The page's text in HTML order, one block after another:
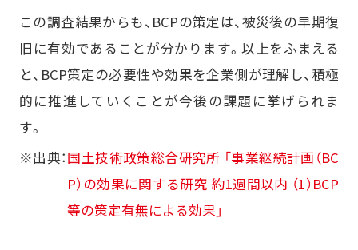
この調査結果からも、BCPの策定は、被災後の早期復
旧に有効であることが分かります。以上をふまえる
と、BCP策定の必要性や効果を企業側が理解し、積極
的に推進していくことが今後の課題に挙げられま
す。
※出典：国土技術政策総合研究所 「事業継続計画（BC
P）の効果に関する研究 約1週間以内 （1）BCP
等の策定有無による効果」